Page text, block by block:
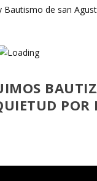
POR